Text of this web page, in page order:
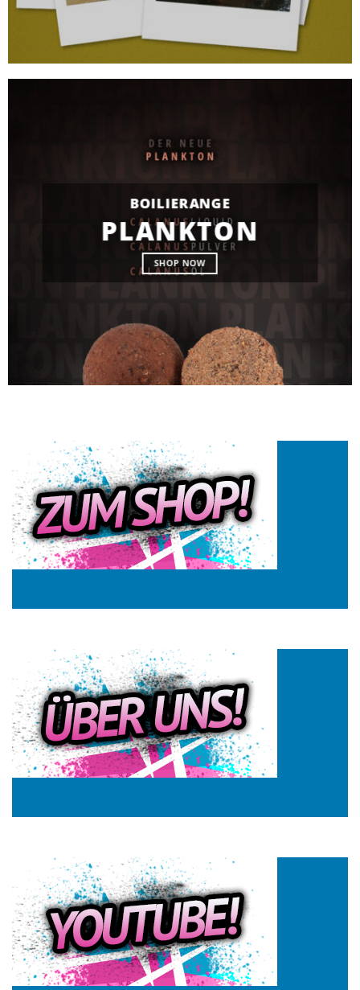
BOILIERANGE
PLANKTON
SHOP NOW